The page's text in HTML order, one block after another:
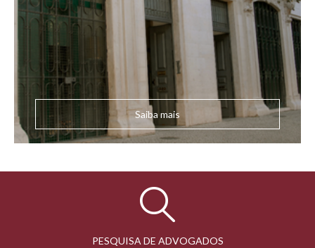
Saiba mais
PESQUISA DE ADVOGADOS